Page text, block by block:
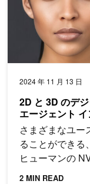
2024 年 11 月 13 日
2D と 3D のデ
エージェント
さまざまなユー
ることができる
ヒューマンの
タル ヒューマン
2 MIN READ